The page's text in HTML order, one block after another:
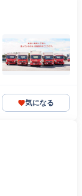
気になる